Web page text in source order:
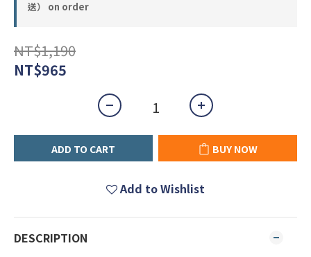
送） on order
NT$1,190
NT$965
ADD TO CART BUY NOW
Add to Wishlist
DESCRIPTION